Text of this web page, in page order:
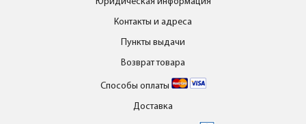
Контакты и адреса
Пункты выдачи
Возврат товара
Способы оплаты
Доставка